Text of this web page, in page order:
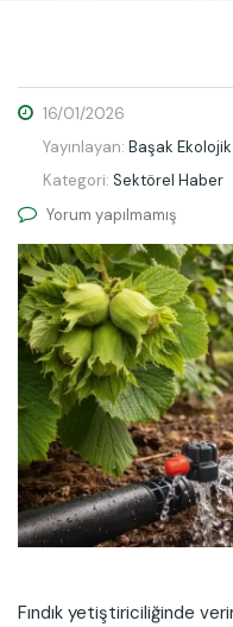
16/01/2026
Yayınlayan: Başak Ekolojik
Kategori: Sektörel Haber
Yorum yapılmamış
Fındık yetiştiriciliğinde